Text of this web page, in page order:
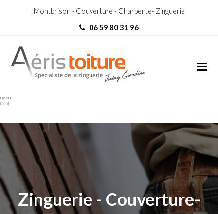
Montbrison - Couverture - Charpente- Zinguerie
06 59 80 31 96
laval
laval
Zinguerie - Couverture-